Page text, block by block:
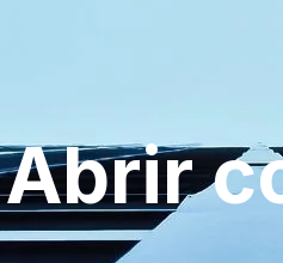
Abrir